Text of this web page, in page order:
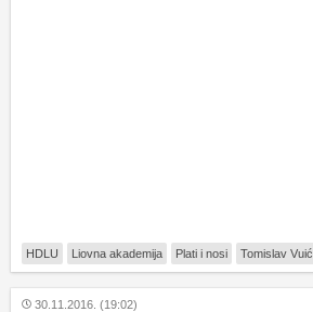
HDLU Liovna akademija Plati i nosi Tomislav Vuić
30.11.2016. (19:02)